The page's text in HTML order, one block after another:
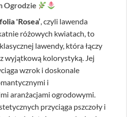
Ogrodzie
'Rosea’, czyli lawenda
różowych kwiatach, to
lawendy, która łączy
wyjątkową kolorystyką. Jej
wzrok i doskonale
i
aranżacjami ogrodowymi.
przyciąga pszczoły i